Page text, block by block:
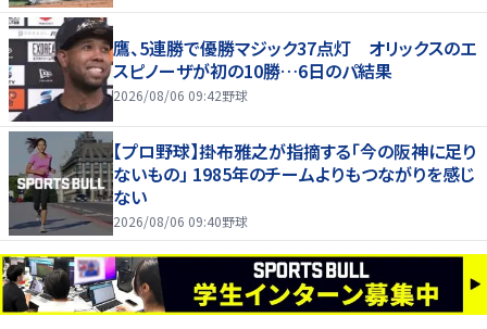
鷹、5連勝で優勝マジック37点灯 オリックスのエ
スピノーザが初の10勝…6日のパ結果
2026/08/06 09:42野球
【プロ野球】掛布雅之が指摘する「今の阪神に足り
ないもの」 1985年のチームよりもつながりを感じ
ない
2026/08/06 09:40野球